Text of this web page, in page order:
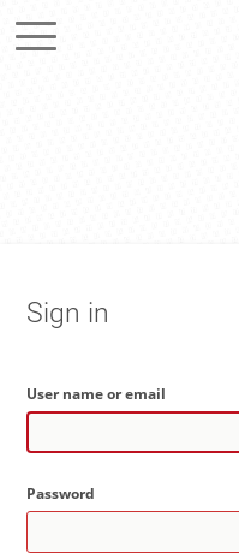
Sign in
User name or email
Password